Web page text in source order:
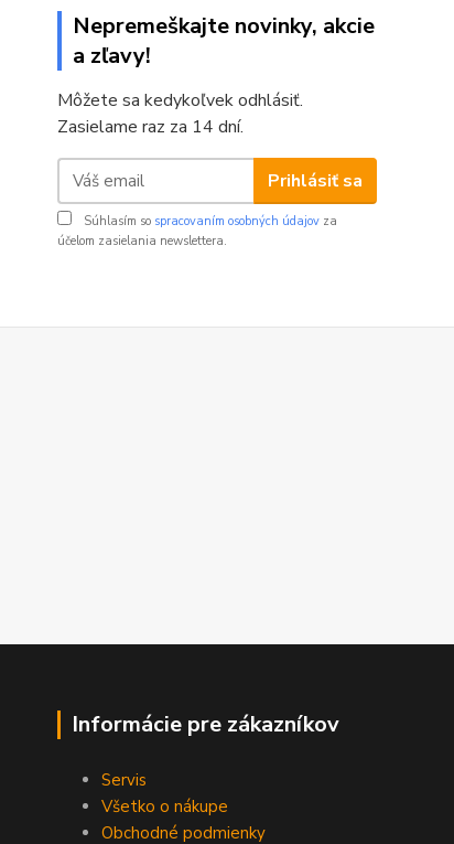
Nepremeškajte novinky, akcie
a zľavy!
Môžete sa kedykoľvek odhlásiť.
Zasielame raz za 14 dní.
Prihlásiť sa
Súhlasím so spracovaním osobných údajov za
účelom zasielania newslettera.
Informácie pre zákazníkov
Servis
Všetko o nákupe
Obchodné podmienky